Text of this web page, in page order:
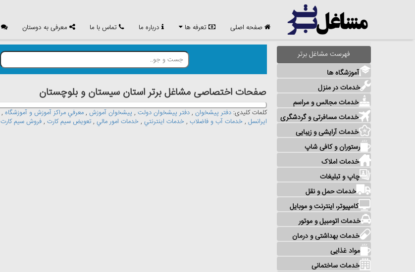
صفحه اصلی تعرفه ها درباره ما تماس با ما معرفی به دوستان
فهرست مشاغل برتر
آموزشگاه ها
خدمات در منزل
خدمات مجالس و مراسم
خدمات مسافرتی و گردشگری
خدمات آرایشی و زیبایی
رستوران و کافی شاپ
خدمات املاک
چاپ و تبلیغات
خدمات حمل و نقل
کامپیوتر، اینترنت و موبایل
خدمات اتومبیل و موتور
خدمات بهداشتی و درمان
مواد غذایی
خدمات ساختمانی
صفحات اختصاصی مشاغل برتر استان سيستان و بلوچستان
کلمات کلیدی: دفتر پيشخوان , دفتر پيشخوان دولت , پيشخوان آموزش , معرفي مراکز آموزش و آموزشگاه ,
ايرانسل , خدمات آب و فاضلاب , خدمات اينترنتي , خدمات امور مالي , تعويض سيم کارت , فروش سيم کارت